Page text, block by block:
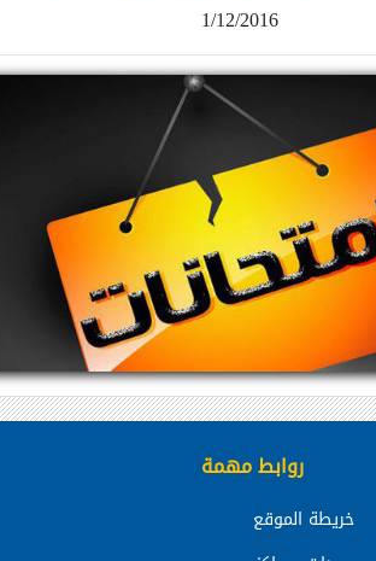
1/12/2016
روابط مهمة
خريطة الموقع